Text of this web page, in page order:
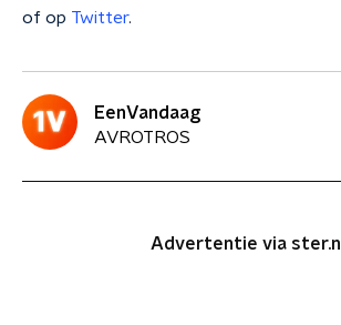
of op Twitter.
EenVandaag
AVROTROS
Advertentie via ster.nl